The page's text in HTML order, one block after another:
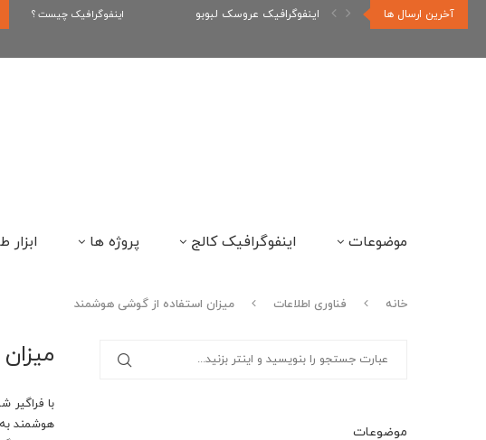
آخرین ارسال ها اینفوگرافیک عروسک لبوبو اینفوگرافیک چیست ؟
موضوعات اینفوگرافیک کالج پروژه ها ابزار
خانه فناوری اطلاعات میزان استفاده از گوشی هوشمند
با
هوشمند
موضوعات